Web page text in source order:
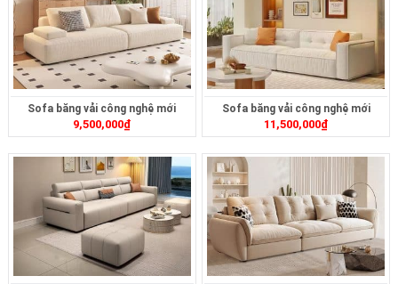
Sofa băng vải công nghệ mới
ZB415
9,500,000₫
Sofa băng vải công nghệ mới
ZB412
11,500,000₫